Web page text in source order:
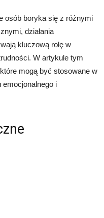
osób boryka się z różnymi
działania
kluczową rolę w
W artykule tym
mogą być stosowane w
emocjonalnego i